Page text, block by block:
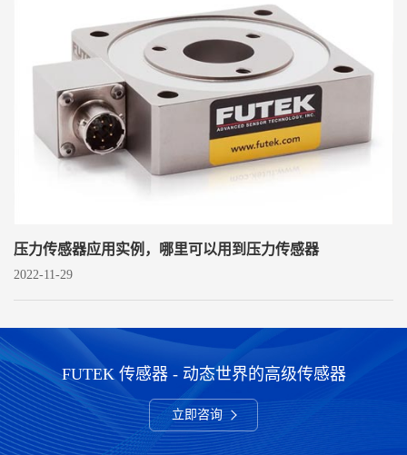
压力传感器应用实例，哪里可以用到压力传感器
2022-11-29
FUTEK 传感器 - 动态世界的高级传感器
立即咨询